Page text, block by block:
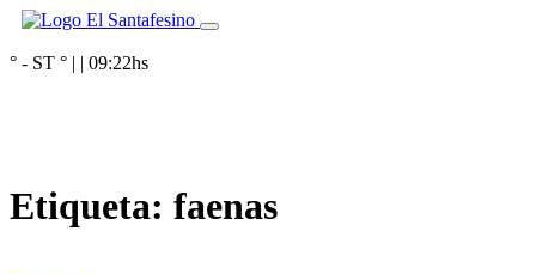
° - ST ° | | 09:22hs
Etiqueta: faenas